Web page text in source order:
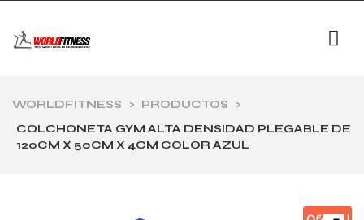
WORLDFITNESS > PRODUCTOS
>
COLCHONETA GYM ALTA DENSIDAD PLEGABLE DE
120CM X 50CM X 4CM COLOR AZUL